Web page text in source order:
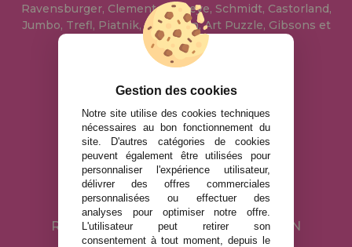
Ravensburger, Clementoni, Heye, Schmidt, Castorland,
Jumbo, Trefl, Piatnik, Anatolian, Art Puzzle, Gibsons et
bien d'autres.
info@maisondespuzzles.fr
MENTIONS LÉGALES
POLITIQUE DE CONFIDENTIALITÉ
POLITIQUE DE COOKIES
LIVRAISON ET RETOUR
RETOURS / DROIT DE RÉTRACTATION
Gestion des cookies
Notre site utilise des cookies techniques
nécessaires au bon fonctionnement du
site. D'autres catégories de cookies
peuvent également être utilisées pour
personnaliser l'expérience utilisateur,
délivrer des offres commerciales
personnalisées ou effectuer des
analyses pour optimiser notre offre.
L'utilisateur peut retirer son
consentement à tout moment, depuis le